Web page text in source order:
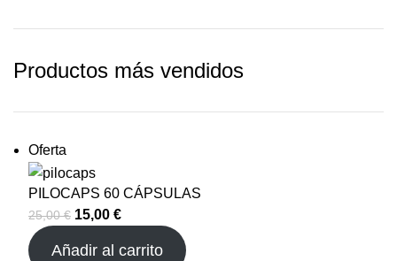
Productos más vendidos
Oferta
PILOCAPS 60 CÁPSULAS
25,00€ 15,00 €
Añadir al carrito